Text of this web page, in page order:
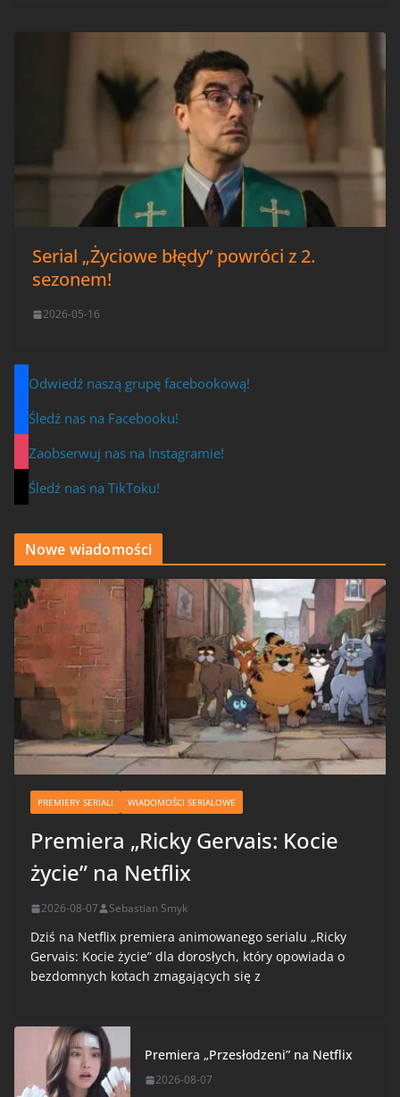
Serial „Życiowe błędy” powróci z 2.
sezonem!
2026-05-16
Odwiedź naszą grupę facebookową!
Śledź nas na Facebooku!
Zaobserwuj nas na Instagramie!
Śledź nas na TikToku!
Nowe wiadomości
PREMIERY SERIALI WIADOMOŚCI SERIALOWE
Premiera „Ricky Gervais: Kocie
życie” na Netflix
2026-08-07 Sebastian Smyk
Dziś na Netflix premiera animowanego serialu „Ricky
Gervais: Kocie życie” dla dorosłych, który opowiada o
bezdomnych kotach zmagających się z
Premiera „Przesłodzeni” na Netflix
2026-08-07